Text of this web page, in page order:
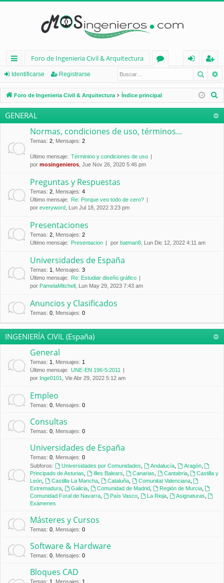
nl
ac
es
rá
d
Foro de Ingenieria Civil & Arquitectura
os
nt
ifi
eg
ist
ra
Identificarse Registrarse
Foro de Ingenieria Civil & Arquitectura Índice principal
GENERAL
Normas, condiciones de uso, términos...
Temas: 2 Mensajes: 2
Último mensaje: Términino y condiciones de uso
por mosingenieros , Jue Nov 26, 2020 5:46 pm
Preguntas y Respuestas
Temas: 2 Mensajes: 4
Último mensaje: Re: Porque veo todo de cero?
por everyword , Lun Jul 18, 2022 3:23 pm
Presentaciones
Temas: 2 Mensajes: 2
Último mensaje: Presentacion por batman8 , Lun Dic 12, 2022 4:11 am
Universidades de España
Temas: 1 Mensajes: 3
Último mensaje: Re: Estudiar diseño gráfico
por PamelaMitchell , Lun May 29, 2023 7:43 am
Anuncios y Clasificados
Temas: 0 Mensajes: 0
INGENIERÍA CIVIL (España)
General
Temas: 1 Mensajes: 1
Último mensaje: UNE-EN 196-5:2011
por Inge0101 , Vie Abr 29, 2022 5:12 am
Empleo
Temas: 0 Mensajes: 0
Consultas
Temas: 0 Mensajes: 0
Universidades de España
Temas: 0 Mensajes: 0
Subforos:
Universidades por Comunidades Andalucía, Aragón,
Principado de Asturias
Illes Balears Canarias Cantabria,
Castilla y
León
Castilla-La Mancha, Cataluña, Comunitat Valenciana,
Extremadura
Galicia, Comunidad de Madrid, Región de Murcia,
Comunidad Foral de Navarra
País Vasco, La Rioja, Asignaturas
Exámenes
Másteres y Cursos
Temas: 0 Mensajes: 0
Software & Hardware
Temas: 0 Mensajes: 0
Bloques CAD
Temas: 1 Mensajes: 1